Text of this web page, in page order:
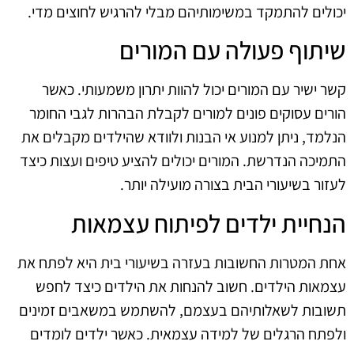
יכולים להתמקד במשימותיהם מבלי להרגיש לחוצים מדי.
שיתוף פעולה עם המורים
קשר ישיר עם המורים יכול להוות יתרון משמעותי. כאשר
הורים עסוקים פונים למורים לקבלת הבהרות לגבי החומר
הנלמד, ניתן למנוע אי הבנות ולוודא שהילדים מקבלים את
התמיכה הנדרשת. המורים יכולים להציע טיפים ועצות כיצד
לעזור בשיעורי הבית בצורה מועילה יותר.
הנחיית ילדים לפיתוח עצמאות
אחת המטרות החשובות בעזרה בשיעורי בית היא לפתח את
עצמאות הילדים. חשוב להנחות את הילדים כיצד לחפש
תשובות לשאלותיהם בעצמם, להשתמש במשאבים זמינים
ולפתח הרגלים של למידה עצמאית. כאשר ילדים לומדים